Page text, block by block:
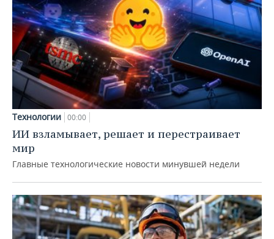
Технологии 00:00
ИИ взламывает, решает и перестраивает
мир
Главные технологические новости минувшей недели